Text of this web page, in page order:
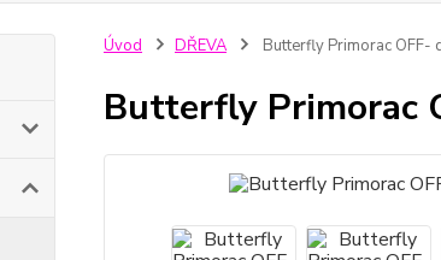
Úvod DŘEVA Butterfly Primorac OFF-
Butterfly Primorac